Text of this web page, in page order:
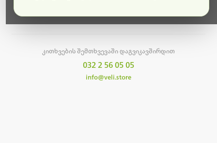
კითხვების შემთხვევაში დაგვიკავშირდით
032 2 56 05 05
info@veli.store